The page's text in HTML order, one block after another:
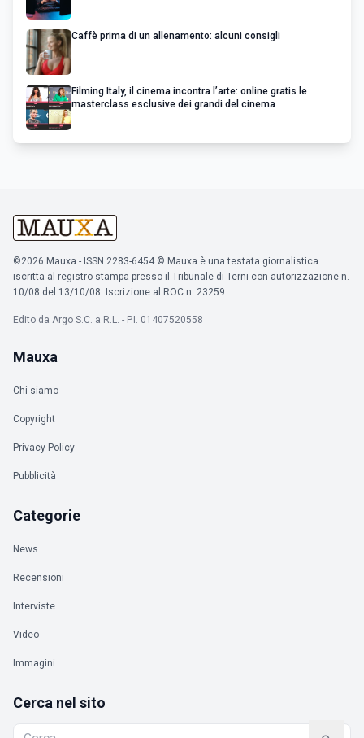
Caffè prima di un allenamento: alcuni consigli
Filming Italy, il cinema incontra l’arte: online gratis le
masterclass esclusive dei grandi del cinema
©2026 Mauxa - ISSN 2283-6454 © Mauxa è una testata giornalistica
iscritta al registro stampa presso il Tribunale di Terni con autorizzazione n.
10/08 del 13/10/08. Iscrizione al ROC n. 23259.
Edito da Argo S.C. a R.L. - P.I. 01407520558
Mauxa
Chi siamo
Copyright
Privacy Policy
Pubblicità
Categorie
News
Recensioni
Interviste
Video
Immagini
Cerca nel sito